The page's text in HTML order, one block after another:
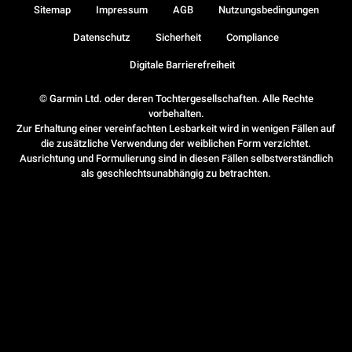
© Garmin Ltd. oder deren Tochtergesellschaften. Alle Rechte
vorbehalten.
Zur Erhaltung einer vereinfachten Lesbarkeit wird in wenigen Fällen auf
die zusätzliche Verwendung der weiblichen Form verzichtet.
Ausrichtung und Formulierung sind in diesen Fällen selbstverständlich
als geschlechtsunabhängig zu betrachten.
Sitemap Impressum AGB Nutzungsbedingungen
Datenschutz Sicherheit Compliance
Digitale Barrierefreiheit